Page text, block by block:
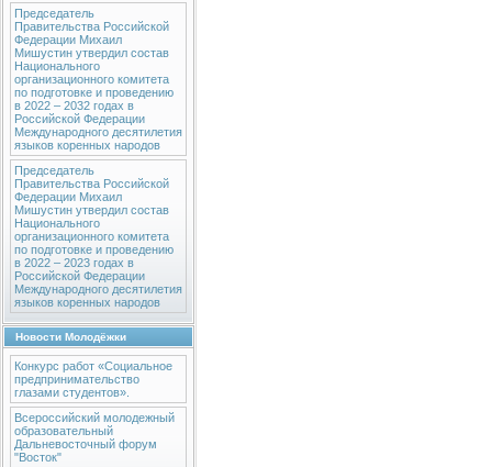
Председатель
Правительства Российской
Федерации Михаил
Мишустин утвердил состав
Национального
организационного комитета
по подготовке и проведению
в 2022 – 2032 годах в
Российской Федерации
Международного десятилетия
языков коренных народов
Председатель
Правительства Российской
Федерации Михаил
Мишустин утвердил состав
Национального
организационного комитета
по подготовке и проведению
в 2022 – 2023 годах в
Российской Федерации
Международного десятилетия
языков коренных народов
Новости Молодёжки
Конкурс работ «Социальное
предпринимательство
глазами студентов».
Всероссийский молодежный
образовательный
Дальневосточный форум
"Восток"